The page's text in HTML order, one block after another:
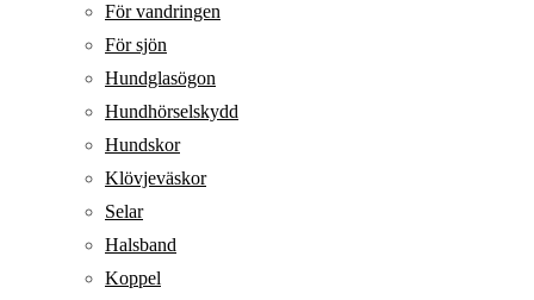
För vandringen
För sjön
Hundglasögon
Hundhörselskydd
Hundskor
Klövjeväskor
Selar
Halsband
Koppel